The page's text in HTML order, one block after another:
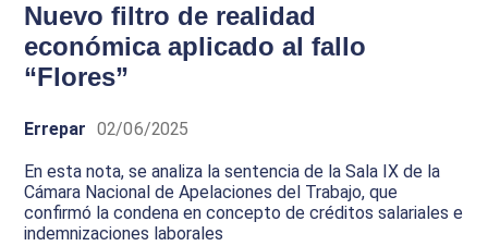
Nuevo filtro de realidad
económica aplicado al fallo
“Flores”
Errepar 02/06/2025
En esta nota, se analiza la sentencia de la Sala IX de la
Cámara Nacional de Apelaciones del Trabajo, que
confirmó la condena en concepto de créditos salariales e
indemnizaciones laborales